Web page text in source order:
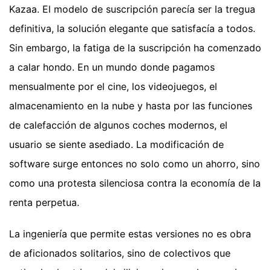
Kazaa. El modelo de suscripción parecía ser la tregua
definitiva, la solución elegante que satisfacía a todos.
Sin embargo, la fatiga de la suscripción ha comenzado
a calar hondo. En un mundo donde pagamos
mensualmente por el cine, los videojuegos, el
almacenamiento en la nube y hasta por las funciones
de calefacción de algunos coches modernos, el
usuario se siente asediado. La modificación de
software surge entonces no solo como un ahorro, sino
como una protesta silenciosa contra la economía de la
renta perpetua.
La ingeniería que permite estas versiones no es obra
de aficionados solitarios, sino de colectivos que